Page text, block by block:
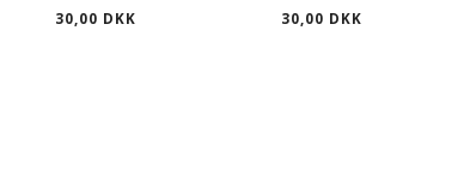
30,00 DKK 30,00 DKK